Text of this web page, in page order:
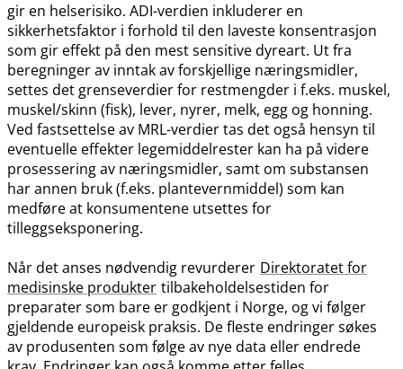
gir en helserisiko. ADI-verdien inkluderer en
sikkerhetsfaktor i forhold til den laveste konsentrasjon
som gir effekt på den mest sensitive dyreart. Ut fra
beregninger av inntak av forskjellige næringsmidler,
settes det grenseverdier for restmengder i f.eks. muskel,
muskel​/​skinn (fisk), lever, nyrer, melk, egg og honning.
Ved fastsettelse av MRL-verdier tas det også hensyn til
eventuelle effekter legemiddelrester kan ha på videre
prosessering av næringsmidler, samt om substansen
har annen bruk (f.eks. plantevernmiddel) som kan
medføre at konsumentene utsettes for
tilleggseksponering.
Når det anses nødvendig revurderer Direktoratet for
medisinske produkter tilbakeholdelsestiden for
preparater som bare er godkjent i Norge, og vi følger
gjeldende europeisk praksis. De fleste endringer søkes
av produsenten som følge av nye data eller endrede